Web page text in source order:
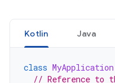
Kotlin Java
class MyApplication
// Reference to